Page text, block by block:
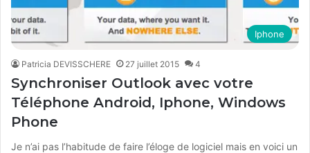
Iphone
Patricia DEVISSCHERE 27 juillet 2015 4
Synchroniser Outlook avec votre
Téléphone Android, Iphone, Windows
Phone
Je n’ai pas l’habitude de faire l’éloge de logiciel mais en voici un